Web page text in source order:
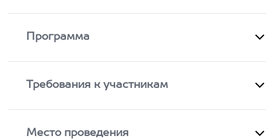
Программа
Требования к участникам
Место проведения